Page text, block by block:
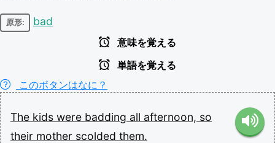
原形: bad
意味を覚える
単語を覚える
このボタンはなに？
The kids were badding all afternoon, so
their mother scolded them.